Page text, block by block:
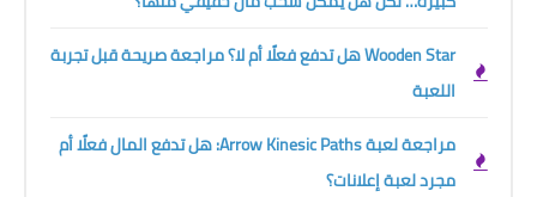
Wooden Star هل تدفع فعلًا أم لا؟ مراجعة صريحة قبل تجربة
اللعبة
مراجعة لعبة Arrow Kinesic Paths: هل تدفع المال فعلًا أم
مجرد لعبة إعلانات؟